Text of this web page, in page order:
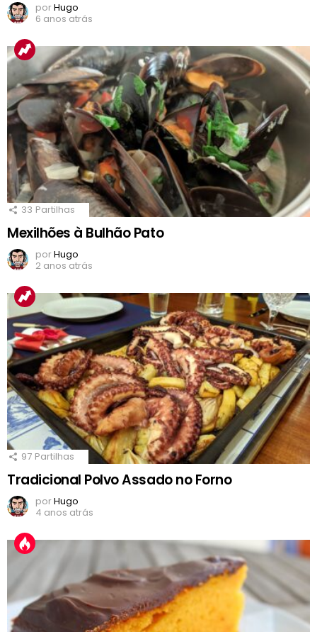
porHugo
6 anos atrás
33 Partilhas
Mexilhões à Bulhão Pato
porHugo
2 anos atrás
97 Partilhas
Tradicional Polvo Assado no Forno
porHugo
4 anos atrás